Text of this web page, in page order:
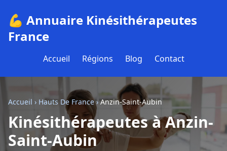
💪 Annuaire Kinésithérapeutes
France
Accueil Régions Blog Contact
Accueil › Hauts De France›Anzin-Saint-Aubin
Kinésithérapeutes à Anzin-
Saint-Aubin